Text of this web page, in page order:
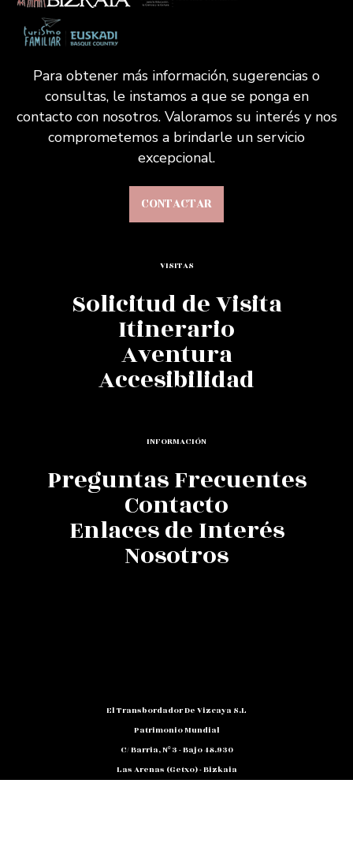
Para obtener más información, sugerencias o
consultas, le instamos a que se ponga en
contacto con nosotros. Valoramos su interés y nos
comprometemos a brindarle un servicio
excepcional.
CONTACTAR
VISITAS
Solicitud de Visita
Itinerario
Aventura
Accesibilidad
INFORMACIÓN
Preguntas Frecuentes
Contacto
Enlaces de Interés
Nosotros
El Transbordador De Vizcaya S.L
Patrimonio Mundial
C/ Barria, Nº 3 - Bajo 48.930
Las Arenas (Getxo) - Bizkaia